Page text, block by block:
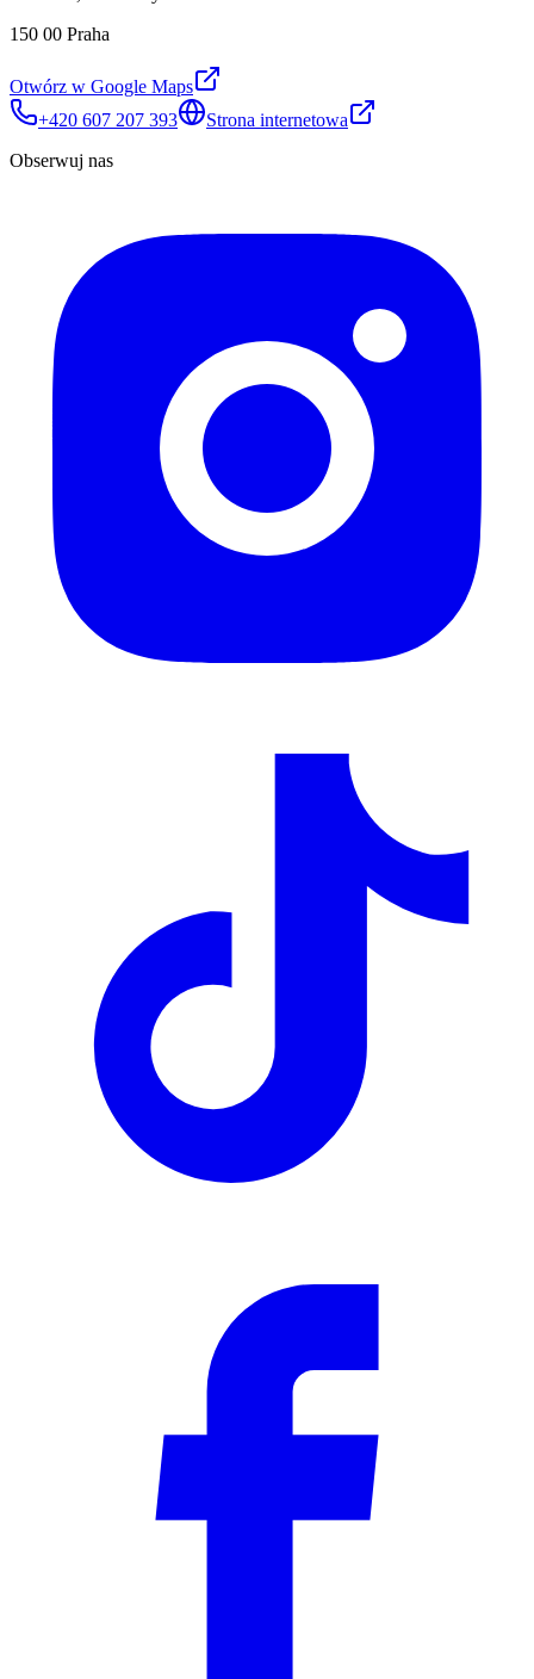
150 00 Praha
Otwórz w Google Maps
+420 607 207 393
Strona internetowa
Obserwuj nas